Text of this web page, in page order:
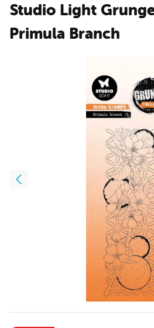
Studio Light
Primula Branch